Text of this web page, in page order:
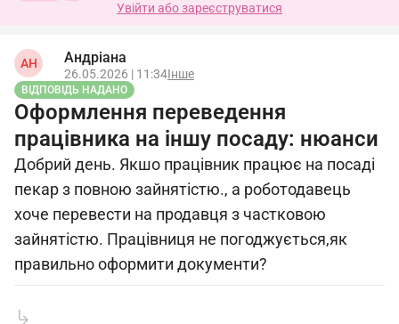
Увійти або зареєструватися
АН Андріана
26.05.2026 | 11:34Інше
ВІДПОВІДЬ НАДАНО
Оформлення переведення
працівника на іншу посаду: нюанси
Добрий день. Якшо працівник працює на посаді
пекар з повною зайнятістю., а роботодавець
хоче перевести на продавця з частковою
зайнятістю. Працівниця не погоджується,як
правильно оформити документи?